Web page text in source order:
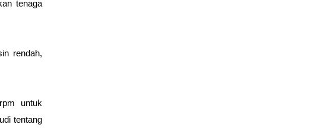
tenaga
rendah,
untuk
tentang